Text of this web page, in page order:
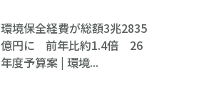
環境保全経費が総額3兆2835
億円に 前年比約1.4倍 26
年度予算案 | 環境...